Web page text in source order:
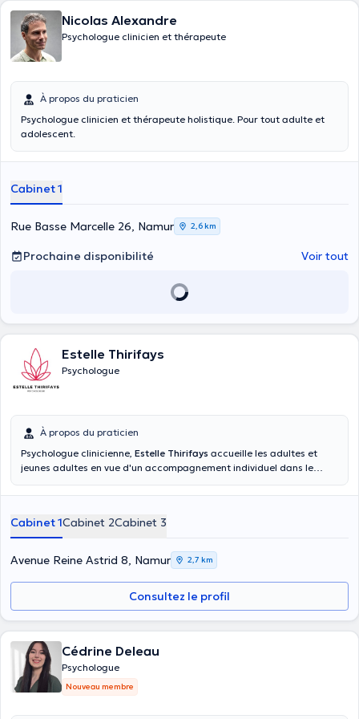
Nicolas Alexandre
Psychologue clinicien et thérapeute
À propos du praticien
Psychologue clinicien et thérapeute holistique. Pour tout adulte et
adolescent.
Cabinet 1
Rue Basse Marcelle 26, Namur 2,6 km
Prochaine disponibilité Voir tout
Estelle Thirifays
Psychologue
À propos du praticien
Psychologue clinicienne, Estelle Thirifays accueille les adultes et
jeunes adultes en vue d'un accompagnement individuel dans le
burn-out, addiction, troubles émotionnels, phobies, angoisses mais
vie personnelle, familiale ou professionnelle. Il peut s'agir d'un
moment de crise liée à un événement de vie (séparation, deuil,
maladie) ou d'un questionnement plus large. Le suivi peut
s'envisager sur du court ou plus long terme en fonction de la
demande.
Cabinet 1Cabinet 2Cabinet 3
Avenue Reine Astrid 8, Namur 2,7 km
Consultez le profil
Cédrine Deleau
Psychologue
Nouveau membre